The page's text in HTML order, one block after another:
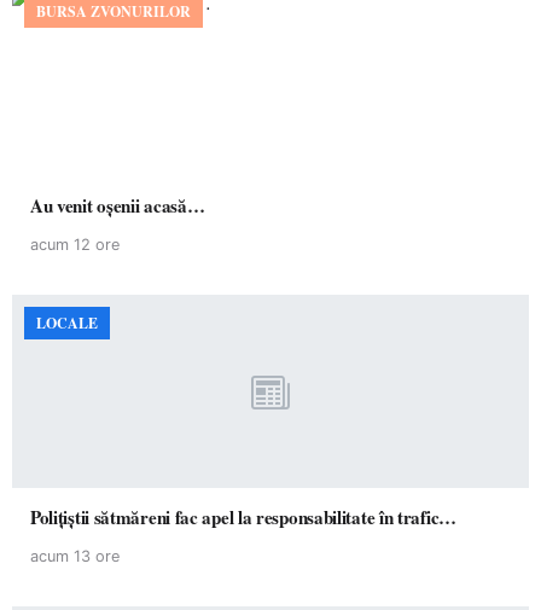
BURSA ZVONURILOR
Au venit oșenii acasă…
acum 12 ore
LOCALE
Polițiștii sătmăreni fac apel la responsabilitate în trafic…
acum 13 ore